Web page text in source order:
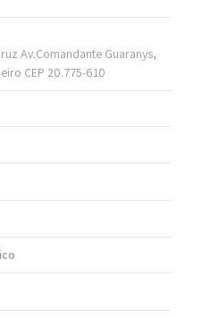
Av.Comandante Guaranys,
CEP 20.775-610